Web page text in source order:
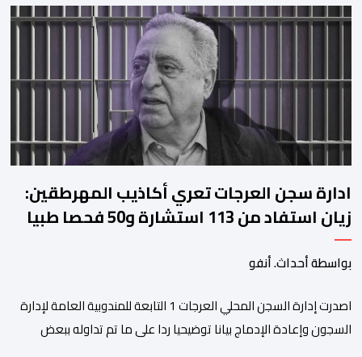
على منصات التواصل الاجتماعي، مصحوبا بعبارة “الرحلة مستمرة”، في
إشارة إلى رغبة الإدارة في الحفاظ على ركائز الفريق والتعزيز من
ادارة سجن العرجات تعري أكاذيب المهرطقين:
زيان استفاد من 113 استشارة و50 فحصا طبيا
بواسطة أحداث. أنفو
اصدرت إدارة السجن المحلي العرجات 1 التابعة للمندوبية العامة لإدارة
السجون وإعادة الإدماج بيانا توضيحيا ردا على ما تم تداوله ببعض